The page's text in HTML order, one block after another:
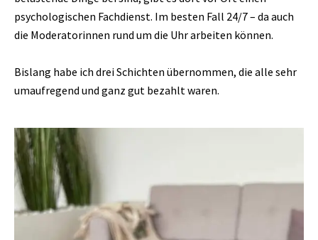
psychologischen Fachdienst. Im besten Fall 24/7 – da auch
die Moderatorinnen rund um die Uhr arbeiten können.
Bislang habe ich drei Schichten übernommen, die alle sehr
umaufregend und ganz gut bezahlt waren.